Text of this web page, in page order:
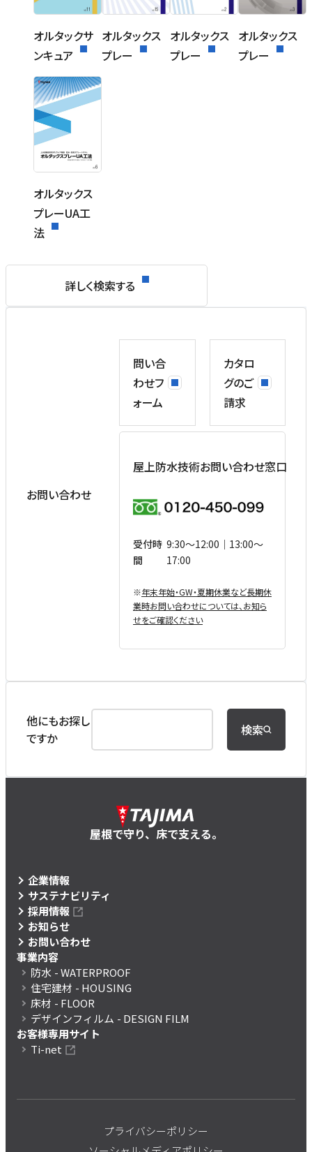
オルタックサ
ンキュア
オルタックス
プレー
オルタックス
プレー
オルタックス
プレー
オルタックス
プレーUA工
法
詳しく検索する
お問い合わせ
問い合
わせフ
ォーム
カタロ
グのご
請求
屋上防水技術お問い合わせ窓口
受付時
間
9:30〜12:00｜13:00〜
17:00
※年末年始・GW・夏期休業など⻑期休
業時お問い合わせについては、お知ら
せをご確認ください
他にもお探し
ですか
検索
屋根で守り、床で支える。
企業情報
サステナビリティ
採用情報
お知らせ
お問い合わせ
事業内容
防水 - WATERPROOF
住宅建材 - HOUSING
床材 - FLOOR
デザインフィルム - DESIGN FILM
お客様専用サイト
Ti-net
プライバシーポリシー